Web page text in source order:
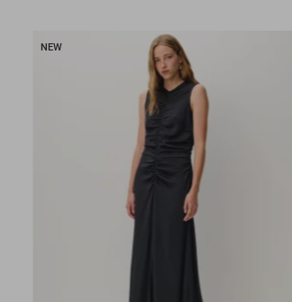
NEW